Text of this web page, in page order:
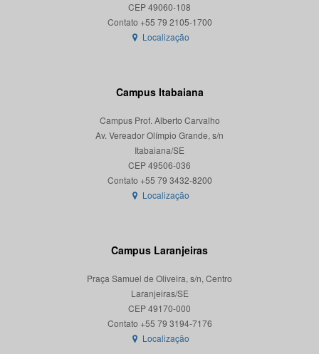
CEP 49060-108
Localização
Campus Itabaiana
Campus Prof. Alberto Carvalho
Av. Vereador Olímpio Grande, s/n
Itabaiana/SE
CEP 49506-036
Localização
Campus Laranjeiras
Praça Samuel de Oliveira, s/n, Centro
Laranjeiras/SE
CEP 49170-000
Localização